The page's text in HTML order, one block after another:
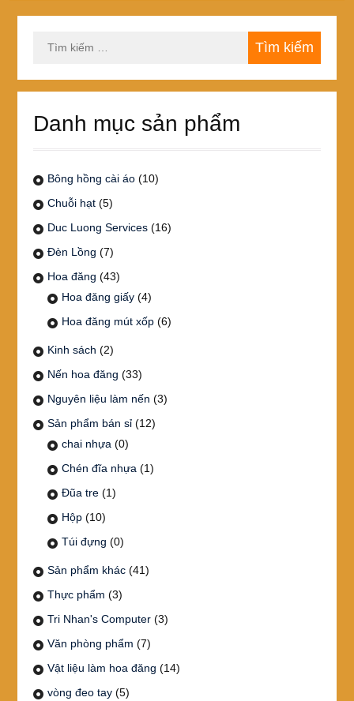
kiếm
Danh mục sản phẩm
Bông hồng cài áo (10)
Chuỗi hạt (5)
Duc Luong Services (16)
Đèn Lồng (7)
Hoa đăng (43)
Hoa đăng giấy (4)
Hoa đăng mút xốp (6)
Kinh sách (2)
Nến hoa đăng (33)
Nguyên liệu làm nến (3)
Sản phẩm bán sỉ (12)
chai nhựa (0)
Chén đĩa nhựa (1)
Đũa tre (1)
Hộp (10)
Túi đựng (0)
Sản phẩm khác (41)
Thực phẩm (3)
Tri Nhan's Computer (3)
Văn phòng phẩm (7)
Vật liệu làm hoa đăng (14)
vòng đeo tay (5)